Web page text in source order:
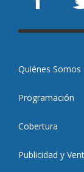
Quiénes Somos
Programación
Cobertura
Publicidad y